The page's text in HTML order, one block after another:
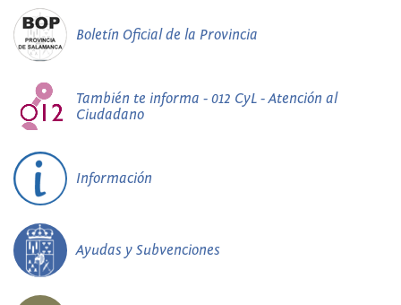
Boletín Oficial de la Provincia
También te informa - 012 CyL - Atención al
Ciudadano
Información
Ayudas y Subvenciones